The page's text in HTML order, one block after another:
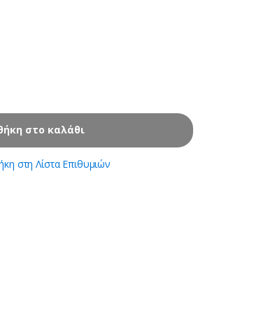
στο καλάθι
στη Λίστα Επιθυμιών